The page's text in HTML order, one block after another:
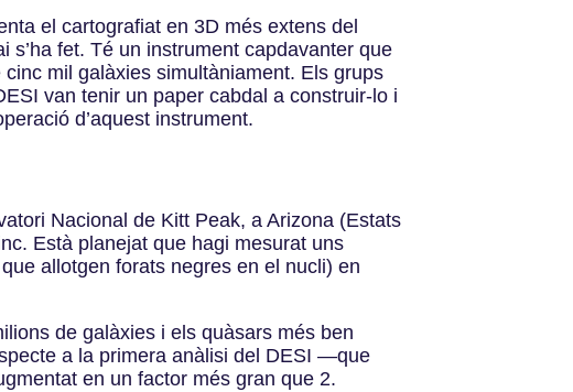
el cartografiat en 3D més extens del
s’ha fet. Té un instrument capdavanter que
mil galàxies simultàniament. Els grups
van tenir un paper cabdal a construir-lo i
d’aquest instrument.
Nacional de Kitt Peak, a Arizona (Estats
Està planejat que hagi mesurat uns
allotgen forats negres en el nucli) en
de galàxies i els quàsars més ben
a la primera anàlisi del DESI —que
en un factor més gran que 2.